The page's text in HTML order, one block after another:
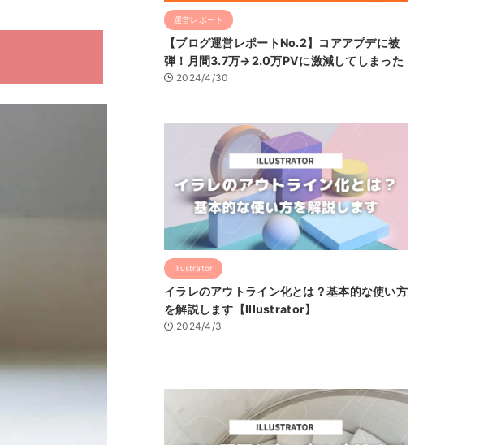
運営レポート
【ブログ運営レポートNo.2】コアアプデに被
弾！月間3.7万→2.0万PVに激減してしまった
2024/4/30
Illustrator
イラレのアウトライン化とは？基本的な使い方
を解説します【Illustrator】
2024/4/3